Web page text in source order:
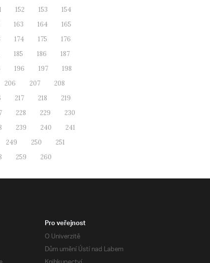
152 153
154
163 164
165
174 175
176
185 186
187
196 197
198
206 207
208
217 218
219
228 229
230
239 240
241
249 250
251
259 260
Pro veřejnost
O Univerzitě
Dům umění Ústí nad Labem